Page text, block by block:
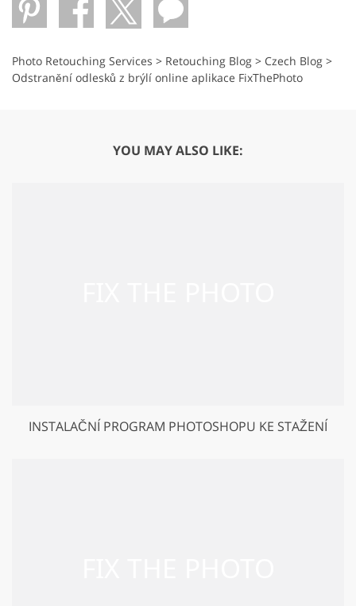
Photo Retouching Services > Retouching Blog > Czech Blog >
Odstranění odlesků z brýlí online aplikace FixThePhoto
YOU MAY ALSO LIKE:
INSTALAČNÍ PROGRAM PHOTOSHOPU KE STAŽENÍ